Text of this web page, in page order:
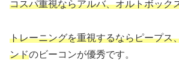
コスパ重視ならアルバ、オルトボック
トレーニングを重視するならピープス
ンドのビーコンが優秀です。